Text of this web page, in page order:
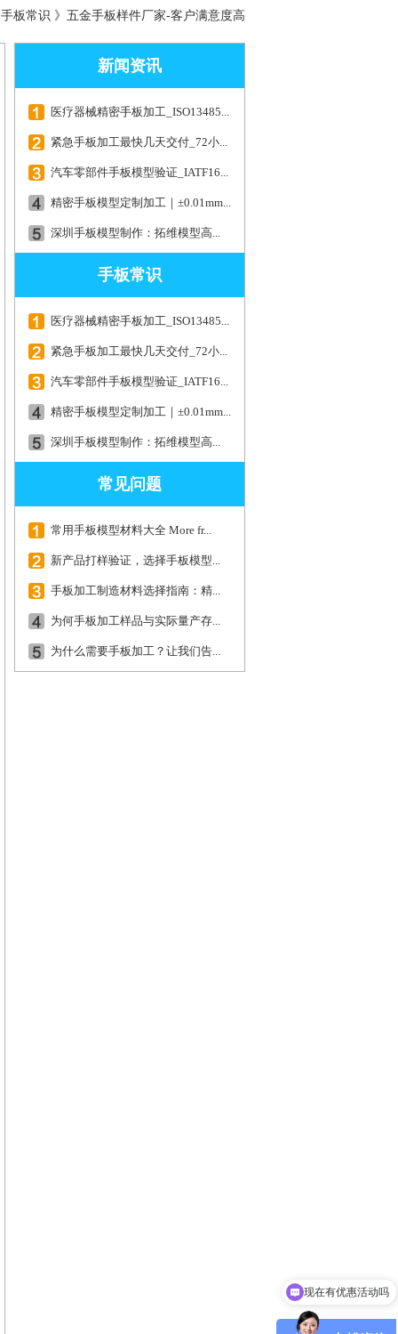
手板常识 》 五金手板样件厂家-客户满意度高
新闻资讯
医疗器械精密手板加工_ISO13485...
紧急手板加工最快几天交付_72小...
汽车零部件手板模型验证_IATF16...
精密手板模型定制加工｜±0.01mm...
深圳手板模型制作：拓维模型高...
手板常识
医疗器械精密手板加工_ISO13485...
紧急手板加工最快几天交付_72小...
汽车零部件手板模型验证_IATF16...
精密手板模型定制加工｜±0.01mm...
深圳手板模型制作：拓维模型高...
常见问题
常用手板模型材料大全 More fr...
新产品打样验证，选择手板模型...
手板加工制造材料选择指南：精...
为何手板加工样品与实际量产存...
为什么需要手板加工？让我们告...
可以介绍下你们的产品么